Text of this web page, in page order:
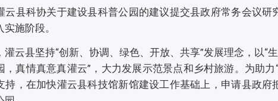
云县科协关于建设县科普公园的建议提交县政府常务会议
施阶段。
灌云县坚持“创新、协调、绿色、开放、共享”发展理念，以“
，真情真意真灌云”，大力发展示范景点和乡村旅游。为助力
持，在加快灌云县科技馆新馆建设工作基础上，申请县政